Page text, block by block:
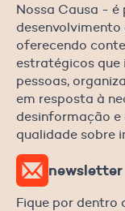
Nossa Causa -
oferecendo
estratégicos que
pessoas,
em resposta à
desinformação e
qualidade sobre
newsletter
Fique por dentro